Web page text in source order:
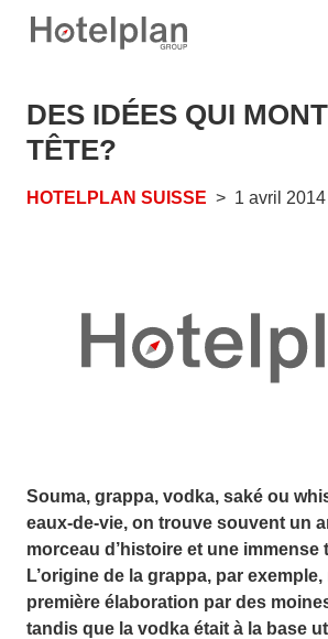
DES IDÉES QUI
TÊTE?
HOTELPLAN SUISSE 1 avril 2014
Souma, grappa, vodka, saké ou
eaux-de-vie, on trouve souvent un
morceau d’histoire et une immense
L’origine de la grappa, par
première élaboration par des
tandis que la vodka était à la base